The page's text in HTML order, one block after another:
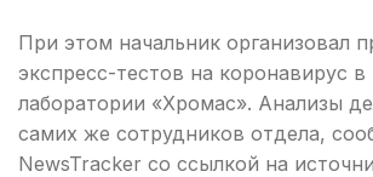
При этом начальник организовал
экспресс-тестов на коронавирус в
лаборатории «Хромас». Анализы
самих же сотрудников отдела,
NewsTracker со ссылкой на